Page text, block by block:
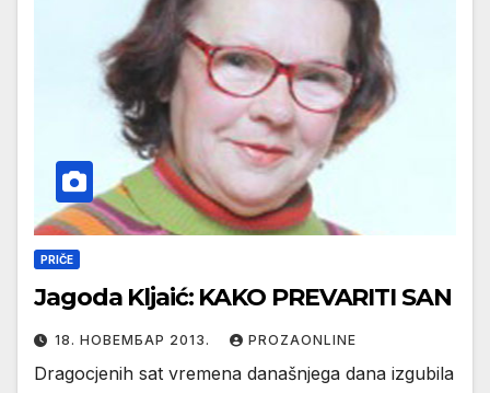
PRIČE
Jagoda Kljaić: KAKO PREVARITI SAN
18. НОВЕМБАР 2013. PROZAONLINE
Dragocjenih sat vremena današnjega dana izgubila